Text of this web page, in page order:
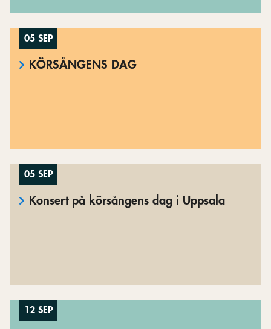
05 SEP
KÖRSÅNGENS DAG
05 SEP
Konsert på körsångens dag i Uppsala
12 SEP